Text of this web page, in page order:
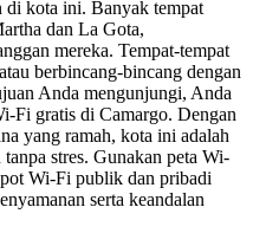
di kota ini. Banyak tempat
dan La Gota,
mereka. Tempat-tempat
berbincang-bincang dengan
Anda mengunjungi, Anda
Fi gratis di Camargo. Dengan
yang ramah, kota ini adalah
stres. Gunakan peta Wi-
Wi-Fi publik dan pribadi
serta keandalan